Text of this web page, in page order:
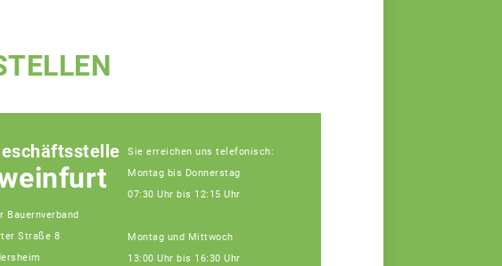
Bauernverband
Straße 8
Sie erreichen uns telefonisch:
Montag bis Donnerstag
07:30 Uhr bis 12:15 Uhr
Montag und Mittwoch
13:00 Uhr bis 16:30 Uhr